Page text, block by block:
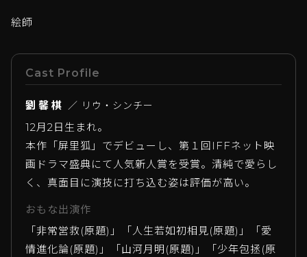
絵師
Cast Profile
劉馨棋 ／ リウ・シンチー
12月2日生まれ。
本作「屏里狐」でデビューし、第１回IFFネット映
画ドラマ盛典にて人気新人賞を受賞。清純で愛らし
く、真面目に演技に打ち込む姿は評価が高い。
おもな出演作
「非常営救(原題)」「人生若如初相見(原題)」「愛
情進化論(原題)」「山河月明(原題)」「少年包拯(原